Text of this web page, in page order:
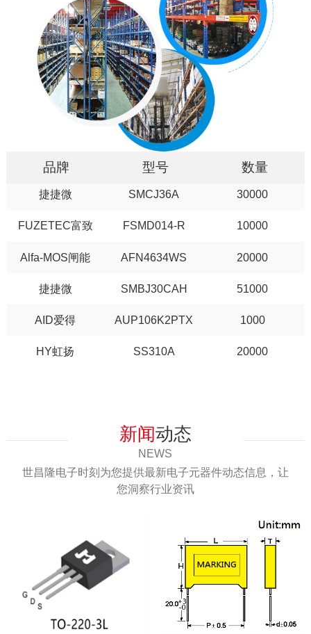
品牌 型号 数量
XLsemi芯龙 XL7015E1 10000
捷捷微 SMAJ26A 30000
FUZETEC富致 FRVL075-120F 10000
HY虹扬 HER304G
JSPI2100A
捷捷微 SMCJ36A 30000
FUZETEC富致 FSMD014-R 10000
Alfa-MOS闸能 AFN4634WS 20000
捷捷微 SMBJ30CAH 51000
AID爱得 AUP106K2PTX
UPS电源专用电容
1000
HY虹扬 SS310A 20000
HY虹扬 KBL408 10000
FRU185-30F
捷捷微 CP3100SB 10000
JMTL2302C 30000
新闻动态
NEWS
世昌隆电子时刻为您提供最新电子元器件动态信息，让
您洞察行业资讯